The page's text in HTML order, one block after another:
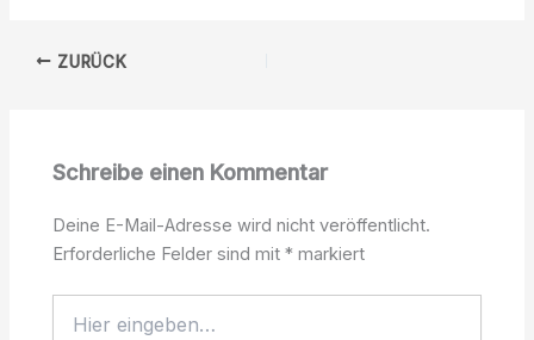
ZURÜCK
Schreibe einen Kommentar
Deine E-Mail-Adresse wird nicht veröffentlicht.
Erforderliche Felder sind mit* markiert
eingeben…